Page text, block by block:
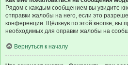
Рядом с каждым сообщением вы увидите
отправки жалобы на него, если это
конференции. Щёлкнув по этой кнопке, вы
необходимых для оправки жалобы на
Вернуться к началу